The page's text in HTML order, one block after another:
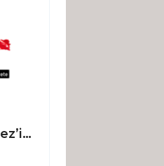
İspanya Başbakanı Sanchez’in uçağı Ankara’ya acil iniş yaptı